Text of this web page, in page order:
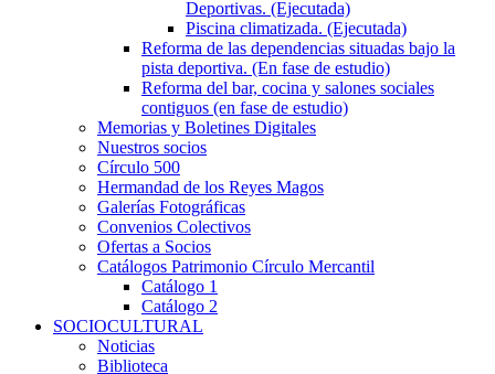
Deportivas. (Ejecutada)
Piscina climatizada. (Ejecutada)
Reforma de las dependencias situadas bajo la
pista deportiva. (En fase de estudio)
Reforma del bar, cocina y salones sociales
contiguos (en fase de estudio)
Memorias y Boletines Digitales
Nuestros socios
Círculo 500
Hermandad de los Reyes Magos
Galerías Fotográficas
Convenios Colectivos
Ofertas a Socios
Catálogos Patrimonio Círculo Mercantil
Catálogo 1
Catálogo 2
SOCIOCULTURAL
Noticias
Biblioteca